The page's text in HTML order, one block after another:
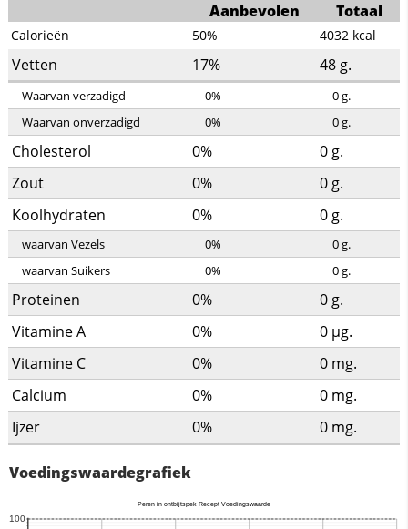
Aanbevolen
Totaal
Calorieën 50% 4032 kcal
Vetten 17% 48g.
Waarvan verzadigd 0% 0g.
Waarvan onverzadigd
0% 0g.
Cholesterol 0% 0g.
Zout
0% 0g.
Koolhydraten
0% 0g.
waarvan Vezels 0% 0g.
waarvan Suikers
0% 0g.
Proteinen 0% 0g.
Vitamine A
0% 0 µg.
Vitamine C
0% 0 mg.
Calcium
0% 0 mg.
Ijzer
0% 0 mg.
Voedingswaardegrafiek